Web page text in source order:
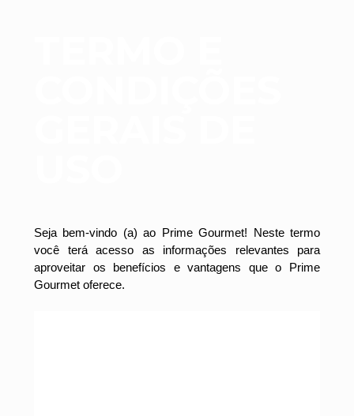
Seja bem-vindo (a) ao Prime Gourmet! Neste termo
você terá acesso as informações relevantes para
aproveitar os benefícios e vantagens que o Prime
Gourmet oferece.